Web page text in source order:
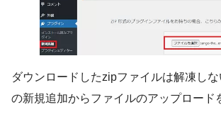
ダウンロードしたzipファイルは解凍し
の新規追加からファイルのアップロード